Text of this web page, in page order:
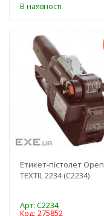
В наявності
Етикет-пістолет Open
ТEXTIL 2234 (C2234)
Арт: C2234
Код: 275852